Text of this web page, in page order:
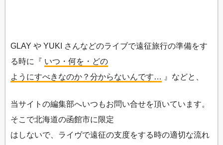
GLAY や YUKI さんなどのライブで遠征旅行の準備をす
る時に『 いつ・何を・どの
ようにすべきなのか？分からないんです… 』などと、
当サイトの編集部へいつもお問い合せを頂いています。
そこで北海道の函館市に限定
はしないで、ライヴで遠征の支度をする時の適切な流れ